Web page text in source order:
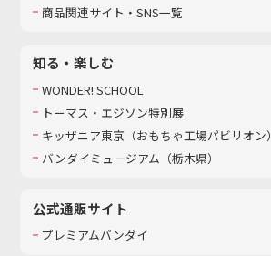
商品関連サイト・SNS一覧
知る・楽しむ
WONDER! SCHOOL
トーマス・エジソン特別展
キッザニア東京（おもちゃ工場パビリオン）​
バンダイミュージアム（栃木県）
公式通販サイト
プレミアムバンダイ